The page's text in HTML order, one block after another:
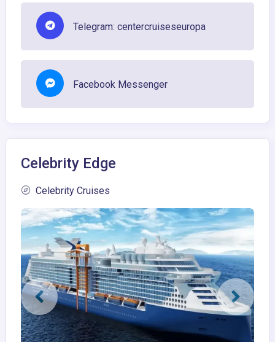
Telegram: centercruiseseuropa
Facebook Messenger
Celebrity Edge
Celebrity Cruises